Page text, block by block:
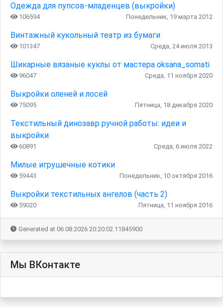
Одежда для пупсов-младенцев (выкройки)
106594 Понедельник, 19 марта 2012
Винтажный кукольный театр из бумаги
101347 Среда, 24 июля 2013
Шикарные вязаные куклы от мастера oksana_somati
96047 Среда, 11 ноября 2020
Выкройки оленей и лосей
75095 Пятница, 18 декабря 2020
Текстильный динозавр ручной работы: идеи и
выкройки
60891 Среда, 6 июля 2022
Милые игрушечные котики
59443 Понедельник, 10 октября 2016
Выкройки текстильных ангелов (часть 2)
59020 Пятница, 11 ноября 2016
Generated at 06.08.2026 20:20:02.11845900
Мы ВКонтакте